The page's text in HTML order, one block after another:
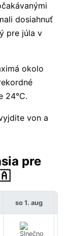
dosiahnuť
pre júla v
okolo
24°C.
von a
pre
so 1. aug